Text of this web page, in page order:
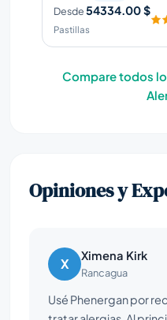
Desde54334.00 $
Pastillas
Compare todos
Opiniones y
X Ximena Kirk
Rancagua
Usé Phenergan por